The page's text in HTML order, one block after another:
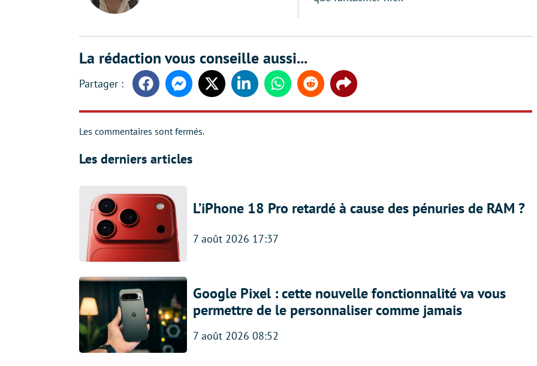
La rédaction vous conseille aussi...
FacebookMessengerTwitter LinkedinWhatsappReddit Share
Les commentaires sont fermés.
Les derniers articles
L’iPhone 18 Pro retardé à cause des pénuries de RAM ?
7 août 2026 17:37
Google Pixel : cette nouvelle fonctionnalité va vous
permettre de le personnaliser comme jamais
7 août 2026 08:52